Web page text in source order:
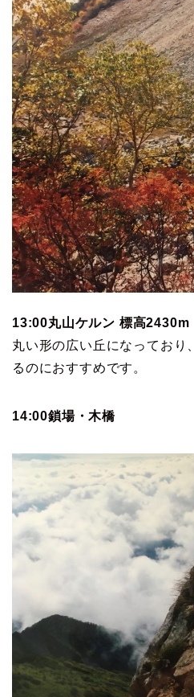
13:00丸山ケルン 標高2430m
丸い形の広い丘になっており
るのにおすすめです。
14:00鎖場・木橋